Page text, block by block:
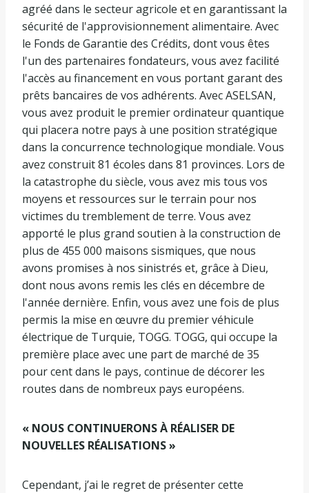
agréé dans le secteur agricole et en garantissant la
sécurité de l'approvisionnement alimentaire. Avec
le Fonds de Garantie des Crédits, dont vous êtes
l'un des partenaires fondateurs, vous avez facilité
l'accès au financement en vous portant garant des
prêts bancaires de vos adhérents. Avec ASELSAN,
vous avez produit le premier ordinateur quantique
qui placera notre pays à une position stratégique
dans la concurrence technologique mondiale. Vous
avez construit 81 écoles dans 81 provinces. Lors de
la catastrophe du siècle, vous avez mis tous vos
moyens et ressources sur le terrain pour nos
victimes du tremblement de terre. Vous avez
apporté le plus grand soutien à la construction de
plus de 455 000 maisons sismiques, que nous
avons promises à nos sinistrés et, grâce à Dieu,
dont nous avons remis les clés en décembre de
l'année dernière. Enfin, vous avez une fois de plus
permis la mise en œuvre du premier véhicule
électrique de Turquie, TOGG. TOGG, qui occupe la
première place avec une part de marché de 35
pour cent dans le pays, continue de décorer les
routes dans de nombreux pays européens.
« NOUS CONTINUERONS À RÉALISER DE
NOUVELLES RÉALISATIONS »
Cependant, j’ai le regret de présenter cette